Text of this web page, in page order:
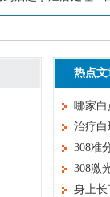
热点文
哪家
治疗
308准
308激
身上